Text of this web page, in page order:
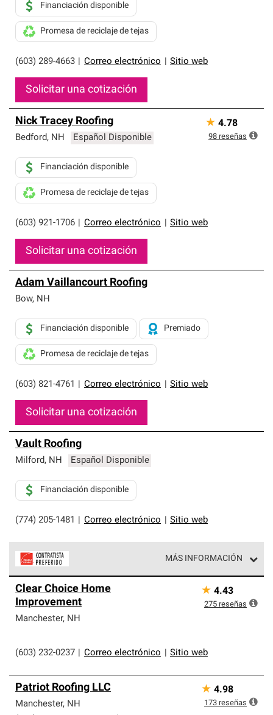
(603) 289-4663 Correo electrónico Sitio web
Financiación disponible
Promesa de reciclaje de tejas
Solicitar una cotización
Nick Tracey Roofing
Bedford, NH Español Disponible
(603) 921-1706 Correo electrónico Sitio web
Financiación disponible
Promesa de reciclaje de tejas
Solicitar una cotización
★ 4.78
98 reseñas
Adam Vaillancourt Roofing
Bow, NH
(603) 821-4761 Correo electrónico Sitio web
Financiación disponible Premiado
Promesa de reciclaje de tejas
Solicitar una cotización
Vault Roofing
Milford, NH Español Disponible
(774) 205-1481 Correo electrónico Sitio web
Financiación disponible
MÁS INFORMACIÓN
parte de una red exclusiva de profesionales de techos
que cumplen con altos estándares y requisitos estrictos
de profesionalismo y confiabilidad.
Clear Choice Home
Improvement
Manchester, NH
(603) 232-0237 Correo electrónico Sitio web
★ 4.43
275 reseñas
Patriot Roofing LLC
Manchester, NH
★ 4.98
173 reseñas